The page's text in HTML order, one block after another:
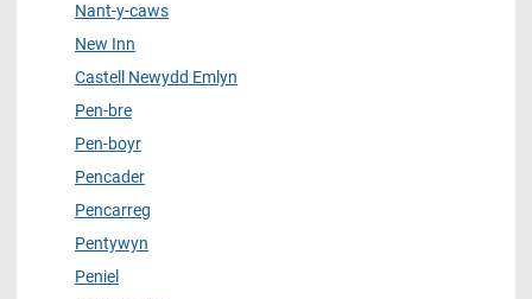
Nant-y-caws
New Inn
Castell Newydd Emlyn
Pen-bre
Pen-boyr
Pencader
Pencarreg
Pentywyn
Peniel